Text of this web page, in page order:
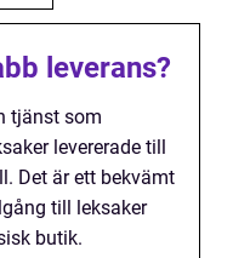
leverans?
tjänst som
levererade till
Det är ett bekvämt
till leksaker
butik.